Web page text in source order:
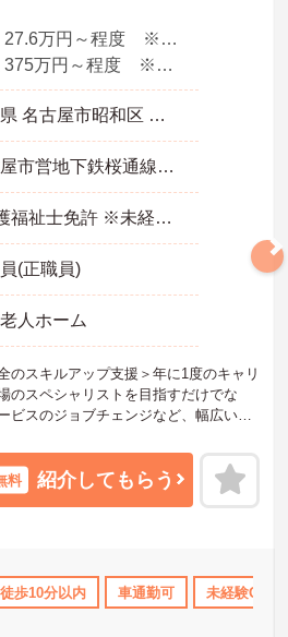
上 ブランクOK 資格取得サポート
月収 27.6万円～程度 ※諸手当込み
年収 375万円～程度 ※想定年収
愛知県 名古屋市昭和区 阿由知通2-6
名古屋市営地下鉄桜通線「吹上(愛知)駅」徒歩4分
■介護福祉士免許 ※未経験・ブランク可
(正職員)
人ホーム
のスキルアップ支援＞年に1度のキャリ
のスペシャリストを目指すだけでな
ビスのジョブチェンジなど、幅広い経
嬉しい福利厚生＞仕事の疲れを癒やす
。各地のレジャー施設や宿泊が最大8
続5年ごとの「特別連続有給休暇（5
現場で、身体的負担を減らしケアに専念
サー等の導入で月400時間の生産性向上
料 紹介してもらう
歩10分以内 車通勤可 未経験OK